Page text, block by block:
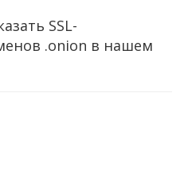
SSL-
.onion в нашем